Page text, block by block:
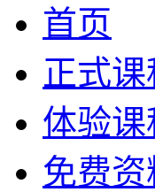
首页
正式课
体验课
免费资